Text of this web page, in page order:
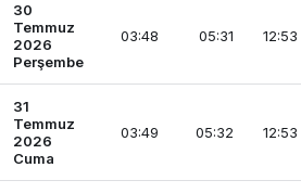
30
Temmuz
2026
Perşembe
03:48 05:31 12:53
31
Temmuz
2026
Cuma
03:49 05:32 12:53